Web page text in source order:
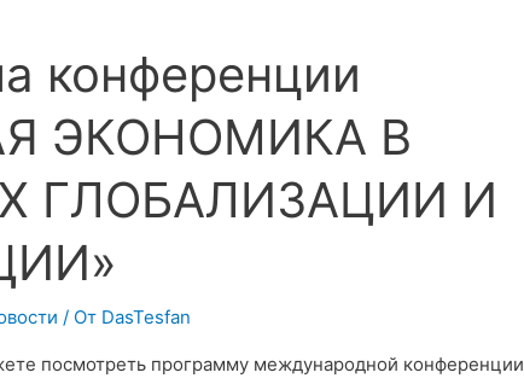
конференции
ЭКОНОМИКА В
ГЛОБАЛИЗАЦИИ И
/ От DasTesfan
посмотреть программу международной конференции